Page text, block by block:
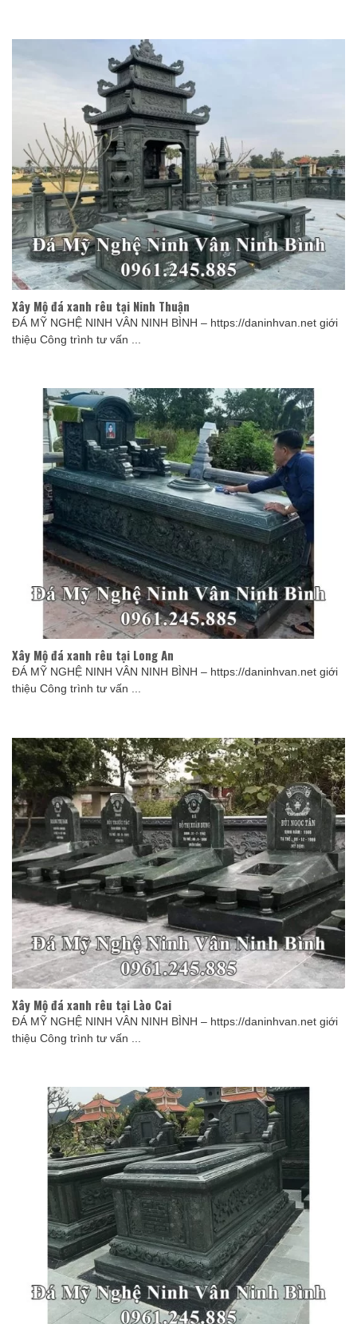
Xây Mộ đá xanh rêu tại Ninh Thuận
ĐÁ MỸ NGHỆ NINH VÂN NINH BÌNH – https://daninhvan.net giới
thiệu Công trình tư vấn ...
Xây Mộ đá xanh rêu tại Long An
ĐÁ MỸ NGHỆ NINH VÂN NINH BÌNH – https://daninhvan.net giới
thiệu Công trình tư vấn ...
Xây Mộ đá xanh rêu tại Lào Cai
ĐÁ MỸ NGHỆ NINH VÂN NINH BÌNH – https://daninhvan.net giới
thiệu Công trình tư vấn ...